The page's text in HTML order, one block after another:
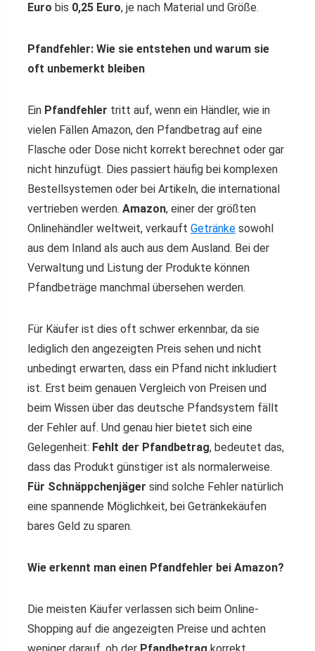
Euro bis 0,25 Euro, je nach Material und Größe.
Pfandfehler: Wie sie entstehen und warum sie
oft unbemerkt bleiben
Ein Pfandfehler tritt auf, wenn ein Händler, wie in
vielen Fällen Amazon, den Pfandbetrag auf eine
Flasche oder Dose nicht korrekt berechnet oder gar
nicht hinzufügt. Dies passiert häufig bei komplexen
Bestellsystemen oder bei Artikeln, die international
vertrieben werden. Amazon, einer der größten
Onlinehändler weltweit, verkauft Getränke sowohl
aus dem Inland als auch aus dem Ausland. Bei der
Verwaltung und Listung der Produkte können
Pfandbeträge manchmal übersehen werden.
Für Käufer ist dies oft schwer erkennbar, da sie
lediglich den angezeigten Preis sehen und nicht
unbedingt erwarten, dass ein Pfand nicht inkludiert
ist. Erst beim genauen Vergleich von Preisen und
beim Wissen über das deutsche Pfandsystem fällt
der Fehler auf. Und genau hier bietet sich eine
Gelegenheit: Fehlt der Pfandbetrag, bedeutet das,
dass das Produkt günstiger ist als normalerweise.
Für Schnäppchenjäger sind solche Fehler natürlich
eine spannende Möglichkeit, bei Getränkekäufen
bares Geld zu sparen.
Wie erkennt man einen Pfandfehler bei Amazon?
Die meisten Käufer verlassen sich beim Online-
Shopping auf die angezeigten Preise und achten